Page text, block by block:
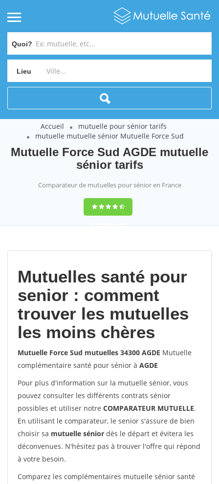
Quoi?
Lieu
Accueil
mutuelle pour sénior tarifs
mutuelle mutuelle sénior Mutuelle Force Sud
Mutuelle Force Sud AGDE mutuelle
sénior tarifs
Comparateur de mutuelles pour sénior en France
9,2(100%)452
Mutuelles santé pour
senior : comment
trouver les mutuelles
les moins chères
Mutuelle Force Sud mutuelles 34300 AGDE Mutuelle
complémentaire santé pour sénior à AGDE
Pour plus d'information sur la mutuelle sénior, vous
pouvez consulter les différents contrats sénior
possibles et utiliser notre COMPARATEUR MUTUELLE.
En utilisant le comparateur, le senior s'assure de bien
choisir sa mutuelle sénior dès le départ et évitera les
déconvenues. N'hésitez pas à trouver l'offre qui répond
à votre besoin.
Comparez les complémentaires mutuelle sénior santé